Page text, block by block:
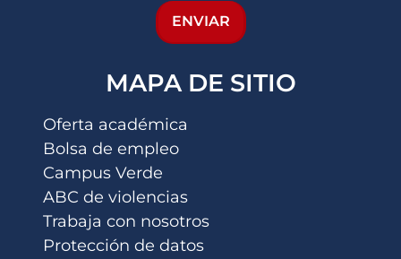
ENVIAR
MAPA DE SITIO
Oferta académica
Bolsa de empleo
Campus Verde
ABC de violencias
Trabaja con nosotros
Protección de datos